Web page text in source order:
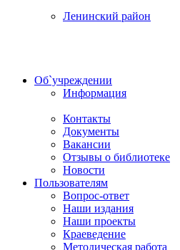
Ленинский район
Об`учреждении
Информация
Контакты
Документы
Вакансии
Отзывы о библиотеке
Новости
Пользователям
Вопрос-ответ
Наши издания
Наши проекты
Краеведение
Методическая работа